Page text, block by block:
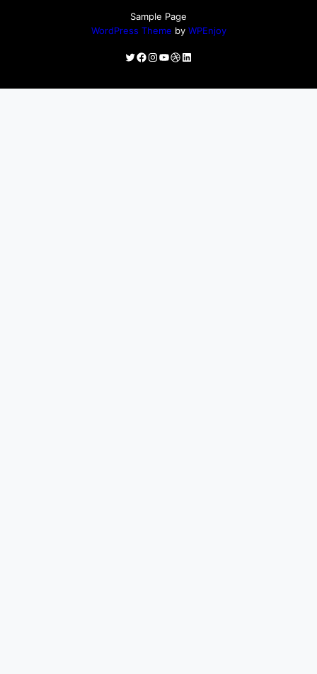
Sample Page
WordPress Theme by WPEnjoy
Twitter
Facebook
Instagram
YouTube
Dribbble
LinkedIn